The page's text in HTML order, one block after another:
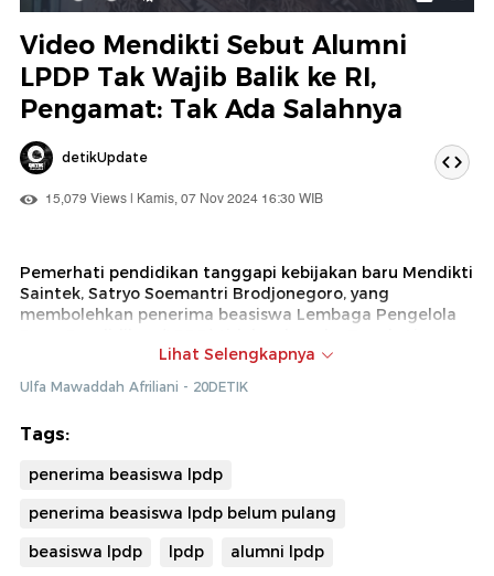
Hidup
ini
Video Mendikti Sebut Alumni
LPDP Tak Wajib Balik ke RI,
Pengamat: Tak Ada Salahnya
detikUpdate
15,079 Views | Kamis, 07 Nov 2024 16:30 WIB
Pemerhati pendidikan tanggapi kebijakan baru Mendikti
Saintek, Satryo Soemantri Brodjonegoro, yang
membolehkan penerima beasiswa Lembaga Pengelola
seusai lulus kuliah. Doni Koesoema sebut hal itu boleh
saja dilakukan.
Lihat Selengkapnya
Ulfa Mawaddah Afriliani - 20DETIK
Tags:
penerima beasiswa lpdp
penerima beasiswa lpdp belum pulang
beasiswa lpdp
lpdp alumni lpdp